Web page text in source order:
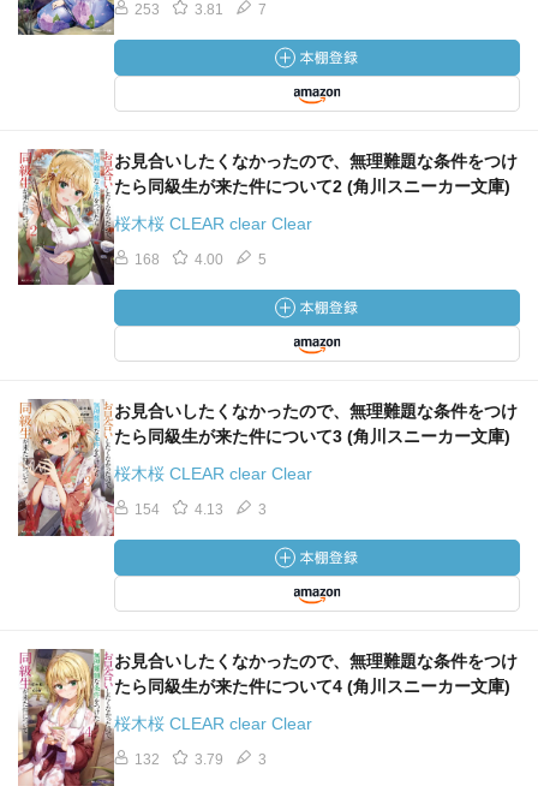
253 3.81 7
お見合いしたくなかったので、無理難題な条件をつけ
たら同級生が来た件について2 (角川スニーカー文庫)
桜木桜 CLEAR clear Clear
168 4.00 5
お見合いしたくなかったので、無理難題な条件をつけ
たら同級生が来た件について3 (角川スニーカー文庫)
桜木桜 CLEAR clear Clear
154 4.13 3
お見合いしたくなかったので、無理難題な条件をつけ
たら同級生が来た件について4 (角川スニーカー文庫)
桜木桜 CLEAR clear Clear
132 3.79 3